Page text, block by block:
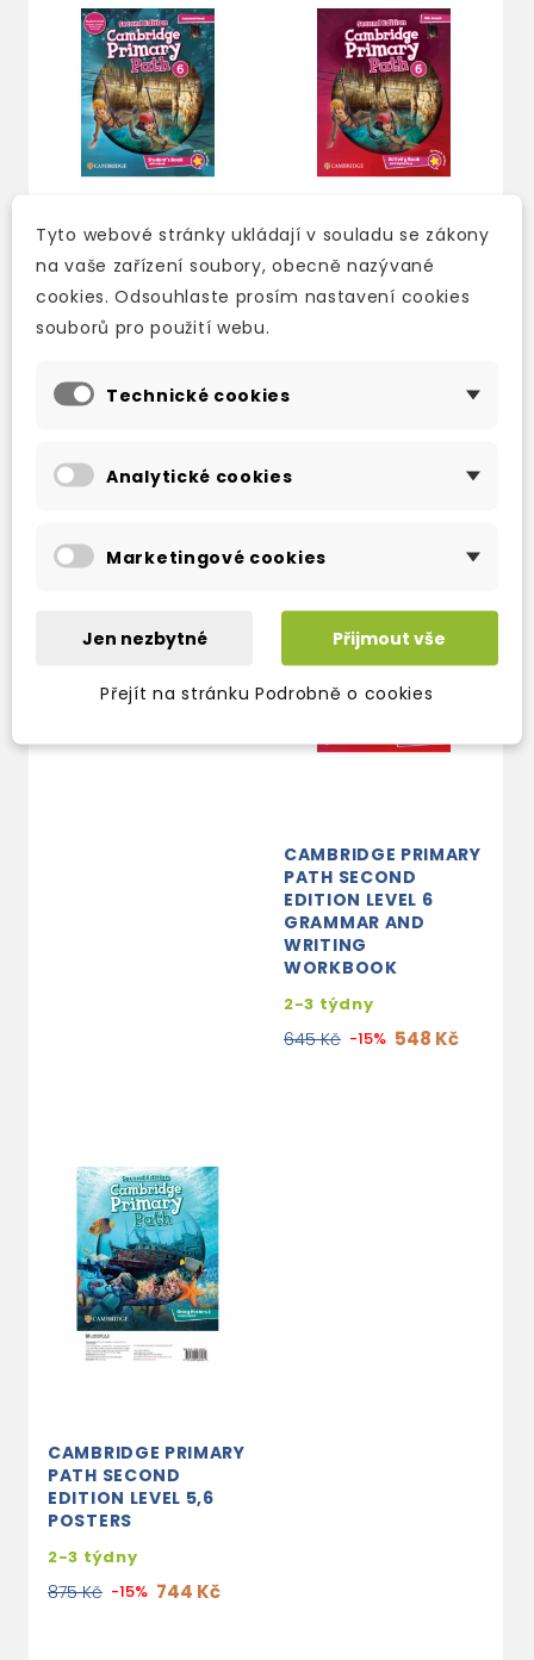
CAMBRIDGE PRIMARY
PATH SECOND
EDITION LEVEL 6
JOURNAL, CUE
1 060 Kč -15% 901 Kč
CAMBRIDGE PRIMARY
PATH SECOND
2-3 týdny
CAMBRIDGE PRIMARY
PATH SECOND
EDITION LEVEL 6
GRAMMAR AND
WRITING
WORKBOOK
2-3 týdny
645 Kč -15% 548 Kč
CAMBRIDGE PRIMARY
PATH SECOND
EDITION LEVEL 5,6
POSTERS
2-3 týdny
875 Kč -15% 744 Kč
Tyto webové stránky ukládají v souladu se zákony
na vaše zařízení soubory, obecně nazývané
cookies. Odsouhlaste prosím nastavení cookies
souborů pro použití webu.
Technické cookies
Analytické cookies
Marketingové cookies
Jen nezbytné Přijmout vše
Přejít na stránku Podrobně o cookies